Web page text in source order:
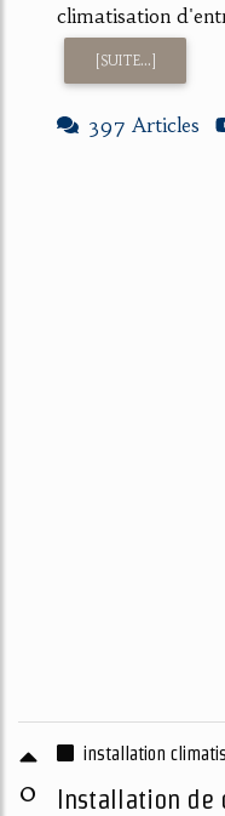
climatisation
[SUITE...]
397 Articles
0
installation
Installation